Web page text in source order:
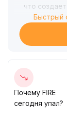
что
укрепления
Здоровый
системные
FIRE
0,32
Однако
и
Быстрый
Почему FIRE
сегодня упал?